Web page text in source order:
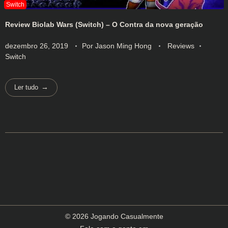
Review Biolab Wars (Switch) – O Contra da nova geração
dezembro 26, 2019 Por Jason Ming Hong
Reviews
Switch
Ler tudo
© 2026 Jogando Casualmente